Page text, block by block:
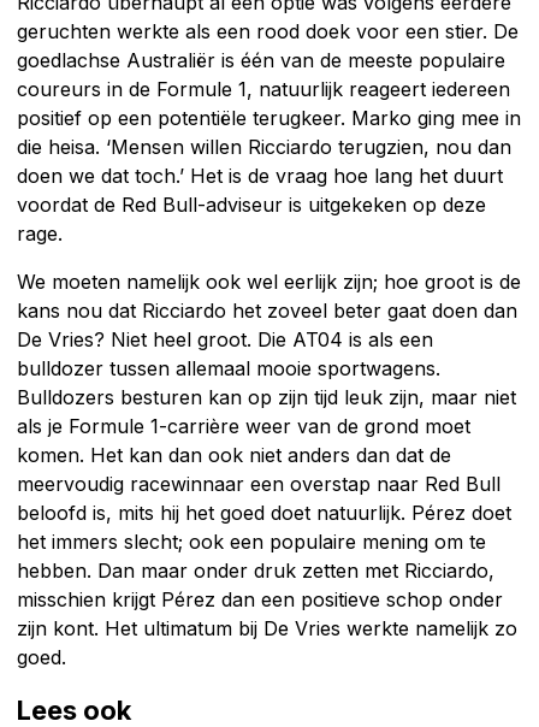
geruchten werkte als een rood doek voor een stier. De
goedlachse Australiër is één van de meeste populaire
coureurs in de Formule 1, natuurlijk reageert iedereen
positief op een potentiële terugkeer. Marko ging mee in
die heisa. ‘Mensen willen Ricciardo terugzien, nou dan
doen we dat toch.’ Het is de vraag hoe lang het duurt
voordat de Red Bull-adviseur is uitgekeken op deze
rage.
We moeten namelijk ook wel eerlijk zijn; hoe groot is de
kans nou dat Ricciardo het zoveel beter gaat doen dan
De Vries? Niet heel groot. Die AT04 is als een
bulldozer tussen allemaal mooie sportwagens.
Bulldozers besturen kan op zijn tijd leuk zijn, maar niet
als je Formule 1-carrière weer van de grond moet
komen. Het kan dan ook niet anders dan dat de
meervoudig racewinnaar een overstap naar Red Bull
beloofd is, mits hij het goed doet natuurlijk. Pérez doet
het immers slecht; ook een populaire mening om te
hebben. Dan maar onder druk zetten met Ricciardo,
misschien krijgt Pérez dan een positieve schop onder
zijn kont. Het ultimatum bij De Vries werkte namelijk zo
goed.
Lees ook